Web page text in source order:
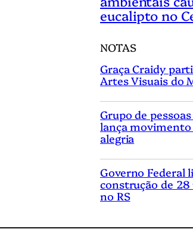
eucalipto no
NOTAS
Graça Craidy
Artes Visuais do
Grupo de
lança
alegria
Governo Federal
construção de 28
no RS